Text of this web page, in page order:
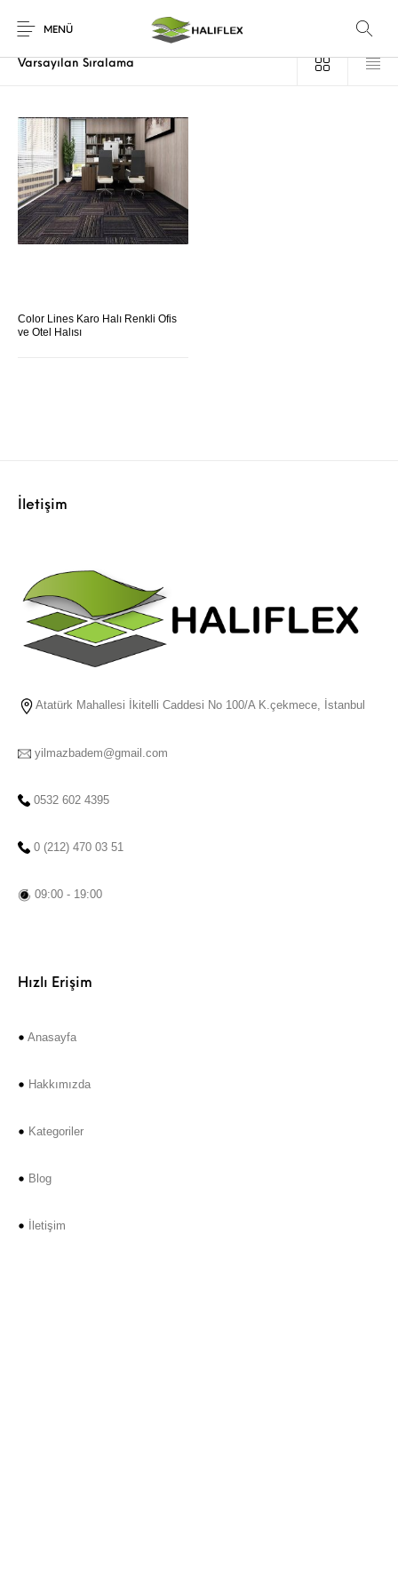
MENÜ
Ana Sayfa / Ürünler “toptan karo halı izmir” olarak etiketlendi
Color Lines Karo Halı Renkli Ofis
ve Otel Halısı
İletişim
Atatürk Mahallesi İkitelli Caddesi No 100/A K.çekmece, İstanbul
yilmazbadem@gmail.com
0532 602 4395
0 (212) 470 03 51
09:00 - 19:00
Hızlı Erişim
Anasayfa
Hakkımızda
Kategoriler
Blog
İletişim